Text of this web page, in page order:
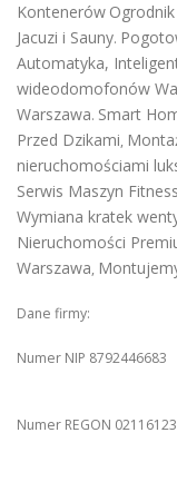
Kontenerów
Jacuzi i Sauny.
Automatyka,
wideodomofonów
Warszawa. Smart
Przed Dzikami,
nieruchomościami
Serwis Maszyn Fitness
Wymiana kratek
Nieruchomości
Warszawa,
Dane firmy:
Numer NIP 8792446683
Numer REGON